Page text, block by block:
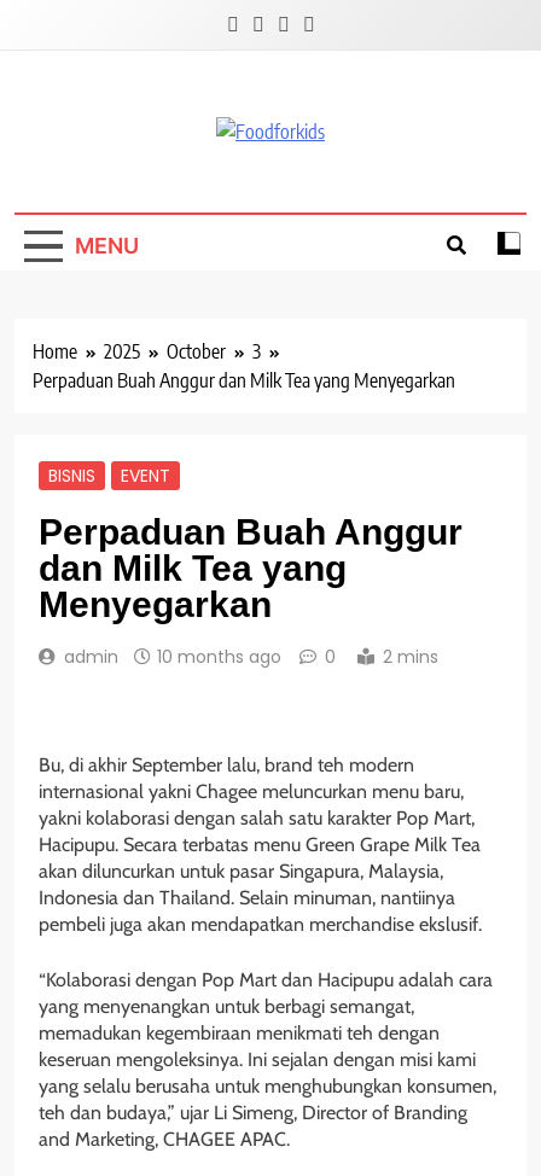
MENU
Home 2025 October
3
Perpaduan Buah Anggur dan Milk Tea yang Menyegarkan
BISNIS EVENT
Perpaduan Buah Anggur
dan Milk Tea yang
Menyegarkan
admin 10 months ago 0 2 mins
Bu, di akhir September lalu, brand teh modern
internasional yakni Chagee meluncurkan menu baru,
yakni kolaborasi dengan salah satu karakter Pop Mart,
Hacipupu. Secara terbatas menu Green Grape Milk Tea
akan diluncurkan untuk pasar Singapura, Malaysia,
Indonesia dan Thailand. Selain minuman, nantiinya
pembeli juga akan mendapatkan merchandise ekslusif.
“Kolaborasi dengan Pop Mart dan Hacipupu adalah cara
yang menyenangkan untuk berbagi semangat,
memadukan kegembiraan menikmati teh dengan
keseruan mengoleksinya. Ini sejalan dengan misi kami
yang selalu berusaha untuk menghubungkan konsumen,
teh dan budaya,” ujar Li Simeng, Director of Branding
and Marketing, CHAGEE APAC.